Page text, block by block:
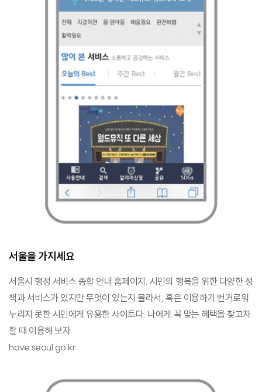
서울을 가지세요
서울시 행정 서비스 종합 안내 홈페이지. 시민의 행복을 위한 다양한 정
책과 서비스가 있지만 무엇이 있는지 몰라서, 혹은 이용하기 번거로워
누리지 못한 시민에게 유용한 사이트다. 나에게 꼭 맞는 혜택을 찾고자
할 때 이용해 보자.
have.seoul.go.kr